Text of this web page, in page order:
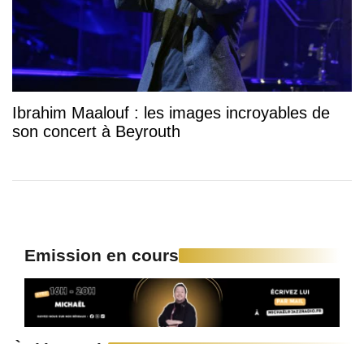
Ibrahim Maalouf : les images incroyables de
son concert à Beyrouth
Emission en cours